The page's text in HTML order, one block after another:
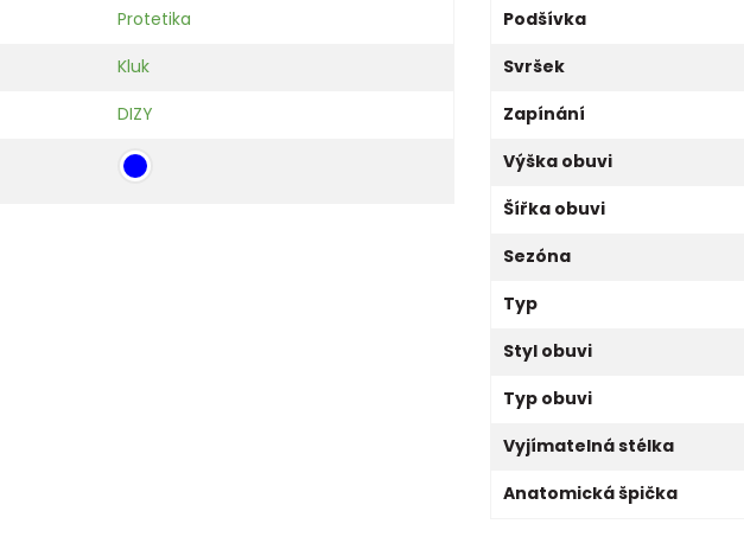
Protetika
Kluk
DIZY
Podšívka
Svršek
Zapínání
Výška obuvi
Šířka obuvi
Sezóna
Typ
Styl obuvi
Typ obuvi
Vyjímatelná stélka
Anatomická špička